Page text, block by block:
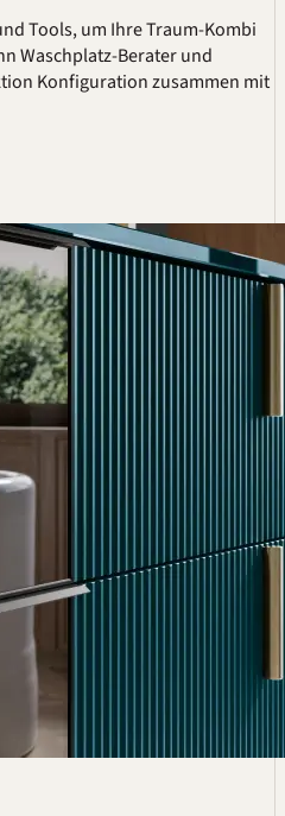
Tools, um Ihre Traum-Kombi
Waschplatz-Beraterund
Konfiguration zusammen mit